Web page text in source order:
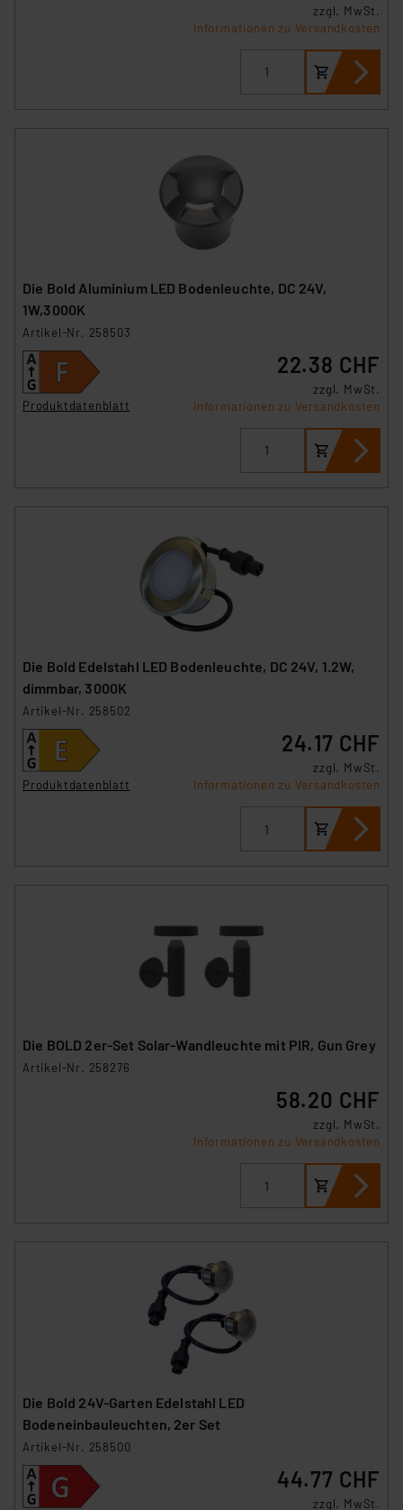
zzgl. MwSt.
Informationen zu Versandkosten
Die Bold Aluminium LED Bodenleuchte, DC 24V,
1W,3000K
Artikel-Nr. 258503
Produktdatenblatt
22.38 CHF
zzgl. MwSt.
Informationen zu Versandkosten
Die Bold Edelstahl LED Bodenleuchte, DC 24V, 1.2W,
dimmbar, 3000K
Artikel-Nr. 258502
Produktdatenblatt
24.17 CHF
zzgl. MwSt.
Informationen zu Versandkosten
Die BOLD 2er-Set Solar-Wandleuchte mit PIR, Gun Grey
Artikel-Nr. 258276
58.20 CHF
zzgl. MwSt.
Informationen zu Versandkosten
Die Bold 24V-Garten Edelstahl LED
Bodeneinbauleuchten, 2er Set
Artikel-Nr. 258500
44.77 CHF
zzgl. MwSt.